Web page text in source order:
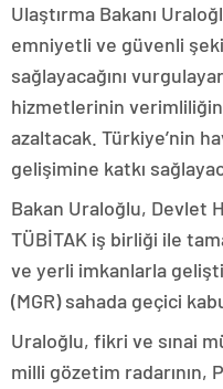
Ulaştırma Bakanı
emniyetli ve güvenli
sağlayacağını
hizmetlerinin verimliliğini
azaltacak. Türkiye’nin
gelişimine katkı
Bakan Uraloğlu, Devlet
TÜBİTAK iş birliği ile
ve yerli imkanlarla
(MGR) sahada geçici
Uraloğlu, fikri ve sınai
milli gözetim radarının,